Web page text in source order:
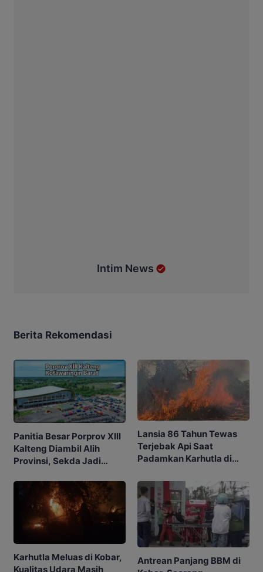
Intim News
Berita Rekomendasi
Panitia Besar Porprov Xlll
Kalteng Diambil Alih
Provinsi, Sekda Jadi
Lansia 86 Tahun Tewas
Terjebak Api Saat
Padamkan Karhutla di
Karhutla Meluas di Kobar,
Kualitas Udara Masih
Antrean Panjang BBM di